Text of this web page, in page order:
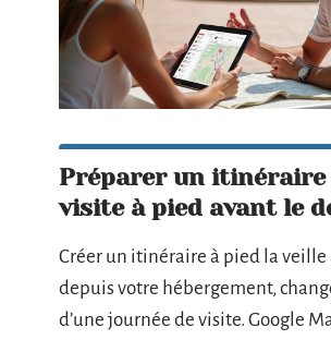
Préparer un itinéraire
visite à pied avant le
Créer un itinéraire à pied la veille
depuis votre hébergement,
d’une journée de visite. Google